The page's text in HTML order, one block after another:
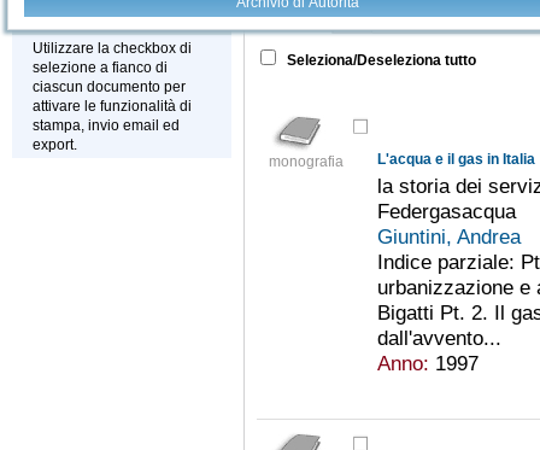
Stampa - Email - Export
Utilizzare la checkbox di
selezione a fianco di
ciascun documento per
attivare le funzionalità di
stampa, invio email ed
export.
Tutto +
Seleziona/Deseleziona tutto
monografia L'acqua e il gas in Italia
la storia dei
Federgasacqua
Giuntini, Andrea
Indice parziale:
urbanizzazione e
Bigatti Pt. 2. Il
dall'avvento...
Anno: 1997